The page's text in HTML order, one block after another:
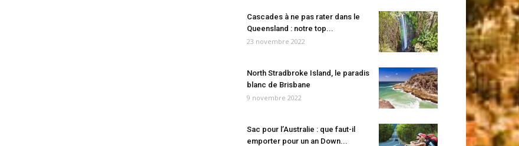
Cascades à ne pas rater dans le
Queensland : notre top...
23 novembre 2022
North Stradbroke Island, le paradis
blanc de Brisbane
9 novembre 2022
Sac pour l’Australie : que faut-il
emporter pour un an Down...